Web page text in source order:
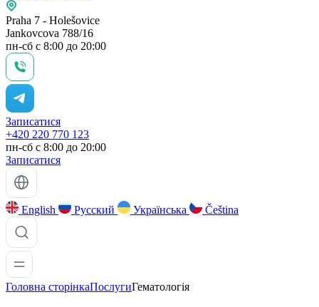
Praha 7 - Holešovice
Jankovcova 788/16
пн-сб с 8:00 до 20:00
Записатися
+420 220 770 123
пн-сб с 8:00 до 20:00
Записатися
English Русский Українська Čeština
Головна сторінкаПослугиГематологія